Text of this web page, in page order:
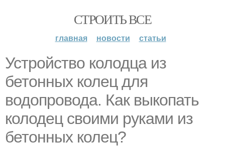
СТРОИТЬ ВСЕ
главная новости статьи
Устройство колодца из
бетонных колец для
водопровода. Как выкопать
колодец своими руками из
бетонных колец?